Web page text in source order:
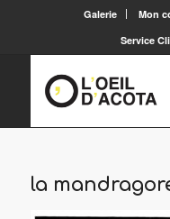
Galerie Mon
Service
la